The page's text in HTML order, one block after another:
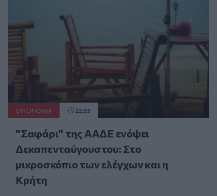
ΟΙΚΟΝΟΜΙΑ 22:53
"Σαφάρι" της ΑΑΔΕ ενόψει
Δεκαπενταύγουστου: Στο
μικροσκόπιο των ελέγχων και η
Κρήτη